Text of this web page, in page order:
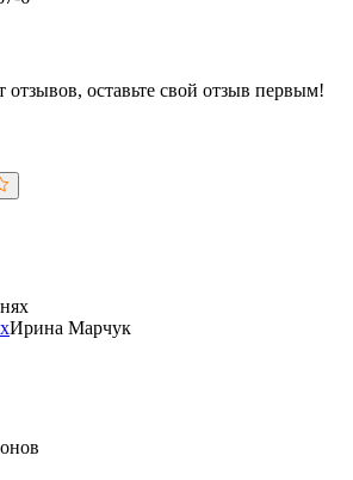
оставьте свой отзыв первым!
Ирина Марчук